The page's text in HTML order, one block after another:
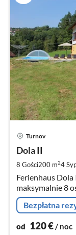
Turnov
Dola II
8 Gości200 m24
Ferienhaus
maksymalnie 8
Bezpłatna
od 120€/ noc